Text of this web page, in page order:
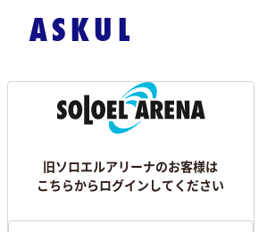
旧ソロエルアリーナのお客様は
こちらからログインしてください